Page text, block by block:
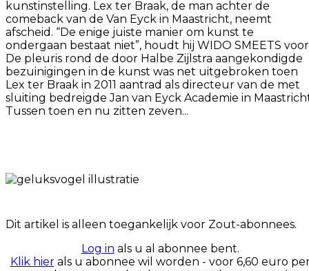
kunstinstelling. Lex ter Braak, de man achter de
comeback van de Van Eyck in Maastricht, neemt
afscheid. “De enige juiste manier om kunst te
ondergaan bestaat niet”, houdt hij WIDO SMEETS
De pleuris rond de door Halbe Zijlstra aangekondigde
bezuinigingen in de kunst was net uitgebroken toen
Lex ter Braak in 2011 aantrad als directeur van de met
sluiting bedreigde Jan van Eyck Academie in
Tussen toen en nu zitten zeven...
Dit artikel is alleen toegankelijk voor Zout-abonnees.
Log in als u al abonnee bent.
Klik hierals u abonnee wil worden - voor 6,60 euro